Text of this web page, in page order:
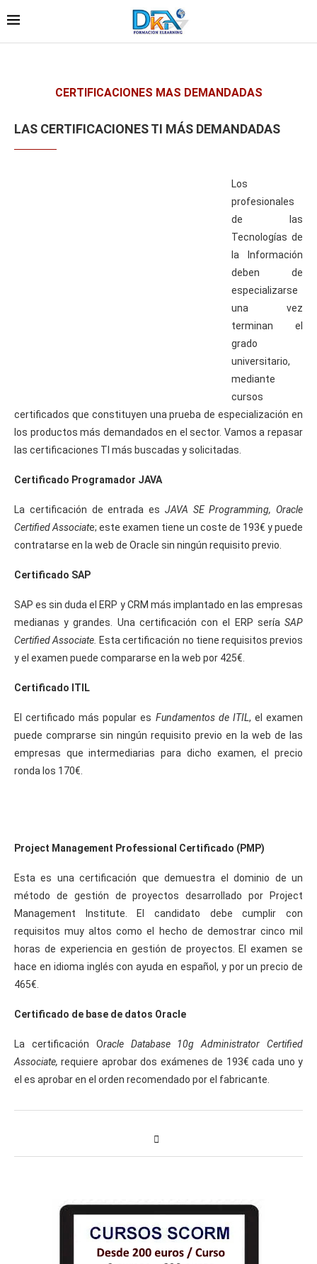
CERTIFICACIONES MAS DEMANDADAS
LAS CERTIFICACIONES TI MÁS DEMANDADAS
Los
profesionales
de las
Tecnologías de
la Información
deben de
especializarse
una vez
terminan el
grado
universitario,
mediante
cursos
certificados que constituyen una prueba de especialización en
los productos más demandados en el sector. Vamos a repasar
las certificaciones TI más buscadas y solicitadas.
Certificado Programador JAVA
La certificación de entrada es JAVA SE Programming, Oracle
Certified Associate; este examen tiene un coste de 193€ y puede
contratarse en la web de Oracle sin ningún requisito previo.
Certificado SAP
SAP es sin duda el ERP y CRM más implantado en las empresas
medianas y grandes. Una certificación con el ERP sería SAP
Certified Associate. Esta certificación no tiene requisitos previos
y el examen puede compararse en la web por 425€.
Certificado ITIL
El certificado más popular es Fundamentos de ITIL, el examen
puede comprarse sin ningún requisito previo en la web de las
empresas que intermediarias para dicho examen, el precio
ronda los 170€.
Project Management Professional Certificado (PMP)
Esta es una certificación que demuestra el dominio de un
método de gestión de proyectos desarrollado por Project
Management Institute. El candidato debe cumplir con
requisitos muy altos como el hecho de demostrar cinco mil
horas de experiencia en gestión de proyectos. El examen se
hace en idioma inglés con ayuda en español, y por un precio de
465€.
Certificado de base de datos Oracle
La certificación Oracle Database 10g Administrator Certified
Associate,requiere aprobar dos exámenes de 193€ cada uno y
el es aprobar en el orden recomendado por el fabricante.